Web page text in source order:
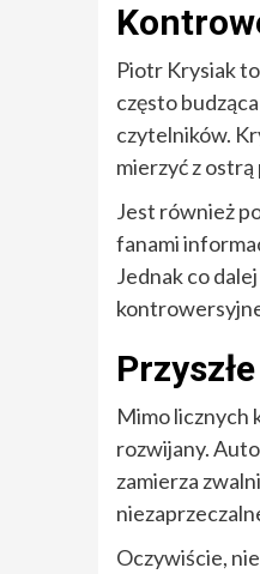
Piotr Krysiak
często
czytelników.
mierzyć z
Jest również
fanami
Jednak co
Mimo licznych
rozwijany.
zamierza
Oczywiście,